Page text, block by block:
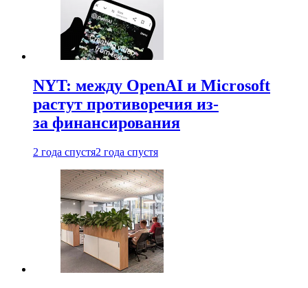
NYT: между OpenAI и Microsoft
растут противоречия из-
за финансирования
2 года спустя2 года спустя